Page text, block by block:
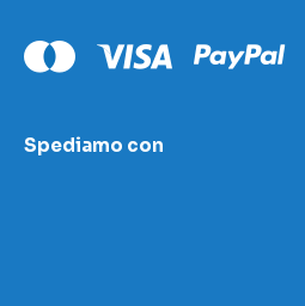
Contatti
Le nostre sedi
Area download
Spediamo con